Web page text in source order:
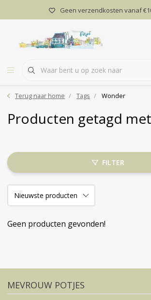
Geen verzendkosten vanaf
Terug naar home Tags Wonder
Producten getagd
FILTER
Geen producten gevonden!
FACEBOOK
MEVROUW POTJES